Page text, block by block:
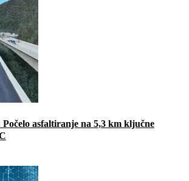
asfaltiranje na 5,3 km ključne